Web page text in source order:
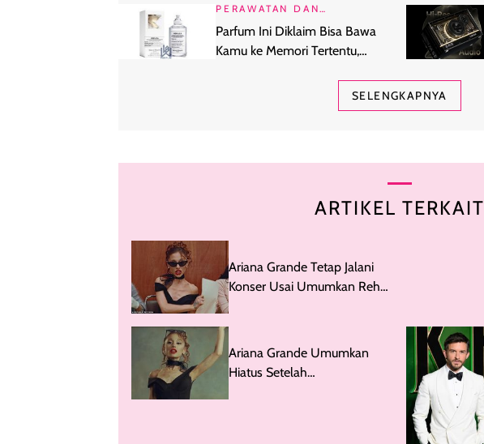
PERAWATAN DAN
Parfum Ini Diklaim Bisa Bawa
Kamu ke Memori Tertentu,
SELENGKAPNYA
ARTIKEL TERKAIT
Ariana Grande Tetap Jalani
Konser Usai Umumkan Rehat,